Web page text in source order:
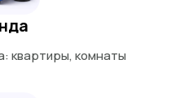
квартиры, комнаты